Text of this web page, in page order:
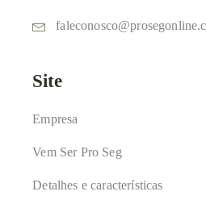
Site
Empresa
Vem Ser Pro Seg
Detalhes e características